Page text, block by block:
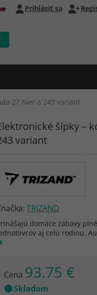
Prihlásiť sa
27 hier a 243 variant
šípky –
variant
TRIZAND
domáce zábavy
aj celú rodinu.
Cena 93.75 €
Skladom